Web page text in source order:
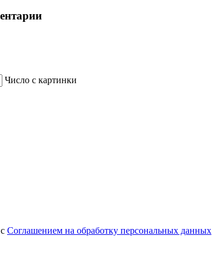
Число с картинки
Соглашением на обработку персональных данных